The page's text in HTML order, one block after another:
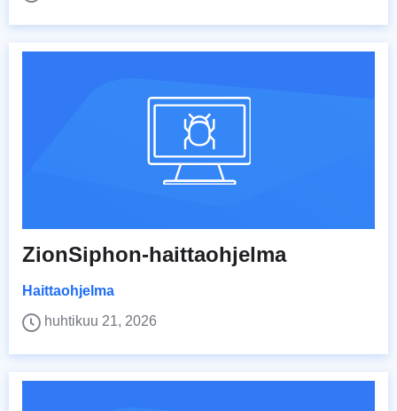
ZionSiphon-haittaohjelma
Haittaohjelma
huhtikuu 21, 2026